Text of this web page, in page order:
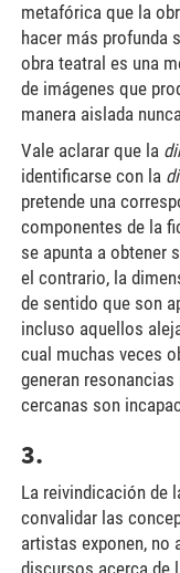
metafórica que la
hacer más profunda
obra teatral es una
de imágenes que
manera aislada
Vale aclarar que la
identificarse con la
pretende una
componentes de la
se apunta a obtener
el contrario, la
de sentido que son
incluso aquellos
cual muchas veces
generan
cercanas son
3.
La reivindicación de
convalidar las
artistas exponen, no
discursos acerca de